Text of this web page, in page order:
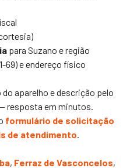
para Suzano e região
69) e endereço físico
aparelho e descrição pelo
resposta em minutos.
formulário de solicitação
de atendimento.
, Ferraz de Vasconcelos,